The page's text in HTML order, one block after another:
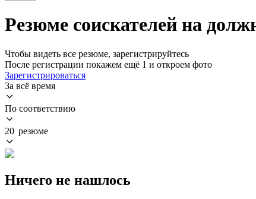
Резюме соискателей на
Чтобы видеть все резюме, зарегистрируйтесь
После регистрации покажем ещё 1 и откроем фото
Зарегистрироваться
За всё время
По соответствию
20 резюме
Ничего не нашлось